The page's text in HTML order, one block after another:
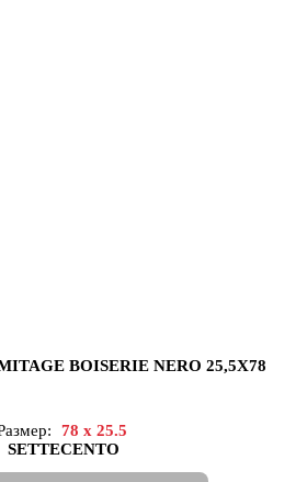
BOISERIE NERO 25,5X78
78 x 25.5
SETTECENTO